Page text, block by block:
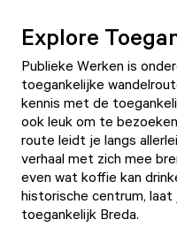
Explore
Publieke Werken is
toegankelijke
kennis met de
ook leuk om te
route leidt je langs
verhaal met zich mee
even wat koffie kan
historische centrum,
toegankelijk Breda.